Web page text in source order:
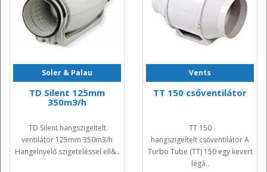
Soler & Palau
TD Silent 125mm
350m3/h
TD Silent hangszigeltelt
ventilátor 125mm 350m3/h
Hangelnyelő szigeteléssel ell&..
Vents
TT 150 csőventilátor
TT 150
hangszigeltelt csőventilátor A
Turbo Tube (TT) 150 egy kevert
légá..